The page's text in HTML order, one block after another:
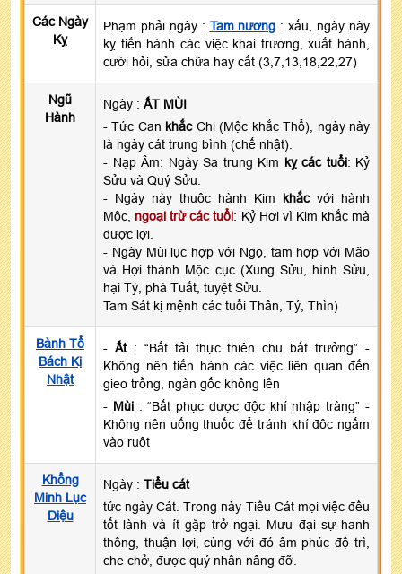
Các Ngày
Kỵ
Phạm phải ngày : Tam nương : xấu, ngày này
kỵ tiến hành các việc khai trương, xuất hành,
cưới hỏi, sửa chữa hay cất (3,7,13,18,22,27)
Ngũ
Hành
Ngày : ẤT MÙI
- Tức Can khắcChi (Mộc khắc Thổ), ngày này
là ngày cát trung bình (chế nhật).
- Nạp Âm: Ngày Sa trung Kim kỵ các tuổi: Kỷ
Sửu và Quý Sửu.
- Ngày này thuộc hành Kim khắcvới hành
Mộc, ngoại trừ các tuổi: Kỷ Hợi vì Kim khắc mà
được lợi.
- Ngày Mùi lục hợp với Ngọ, tam hợp với Mão
và Hợi thành Mộc cục (Xung Sửu, hình Sửu,
hại Tý, phá Tuất, tuyệt Sửu.
Tam Sát kị mệnh các tuổi Thân, Tý, Thìn)
Bành Tổ
Bách Kị
Nhật
- Ất: “Bất tải thực thiên chu bất trưởng” -
Không nên tiến hành các việc liên quan đến
gieo trồng, ngàn gốc không lên
- Mùi: “Bất phục dược độc khí nhập tràng” -
Không nên uống thuốc để tránh khí độc ngấm
vào ruột
Khổng
Minh Lục
Diệu
Ngày : Tiểu cát
tức ngày Cát. Trong này Tiểu Cát mọi việc đều
tốt lành và ít gặp trở ngại. Mưu đại sự hanh
thông, thuận lợi, cùng với đó âm phúc độ trì,
che chở, được quý nhân nâng đỡ.